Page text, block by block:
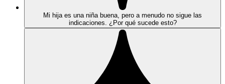
Mi hija es una niña buena, pero a menudo no sigue las
indicaciones. ¿Por qué sucede esto?